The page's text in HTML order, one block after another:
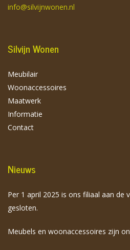
info@silvijnwonen.nl
Silvijn Wonen
Meubilair
Woonaccessoires
Maatwerk
Informatie
Contact
Nieuws
Per 1 april 2025 is ons filiaal aan de
gesloten.
Meubels en woonaccessoires zijn